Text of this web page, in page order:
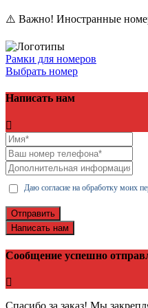
⚠️ Важно! Иностранные
Рамки для номеров
Выбрать номер
Написать нам
Даю согласие на обработку моих
Отправить
Написать нам
Сообщение успешно
Спасибо за заказ! Мы